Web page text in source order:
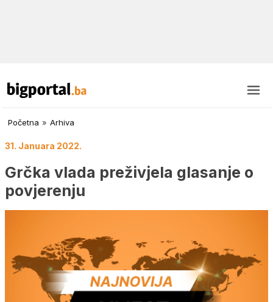
Početna » Arhiva
31. Januara 2022.
Grčka vlada preživjela glasanje o
povjerenju